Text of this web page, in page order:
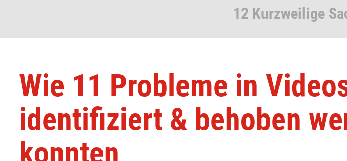
12 Kurzweilige
Wie 11 Probleme in
identifiziert & behoben
konnten